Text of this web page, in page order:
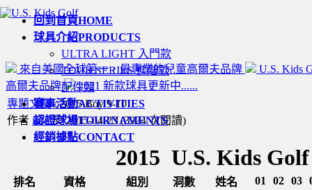
回到首頁HOME
球具介紹PRODUCTS
ULTRA LIGHT 入門款
TOUR SERIES 進階款
配件類
賽事活動ACTIVITIES
認證球場TOURNAMENTS
經銷據點CONTACT
來自美國全球第一，最專業的兒童高爾夫品牌
U.S. Kids
高爾夫品牌
2021 新款球具更新中......
專題文章: 2015 Boy 9-10
作者 info 於 2015-04-23(3924 次閱讀)
2015 U.S. Kids
排名 資格 組別 洞數 姓名 01 02 03